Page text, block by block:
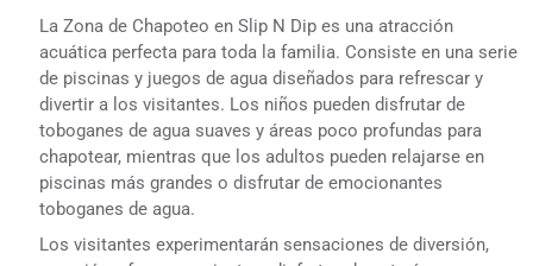
La Zona de Chapoteo en Slip N Dip es una atracción
acuática perfecta para toda la familia. Consiste en una serie
de piscinas y juegos de agua diseñados para refrescar y
divertir a los visitantes. Los niños pueden disfrutar de
toboganes de agua suaves y áreas poco profundas para
chapotear, mientras que los adultos pueden relajarse en
piscinas más grandes o disfrutar de emocionantes
toboganes de agua.
Los visitantes experimentarán sensaciones de diversión,